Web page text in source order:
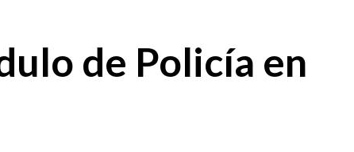
de Policía en